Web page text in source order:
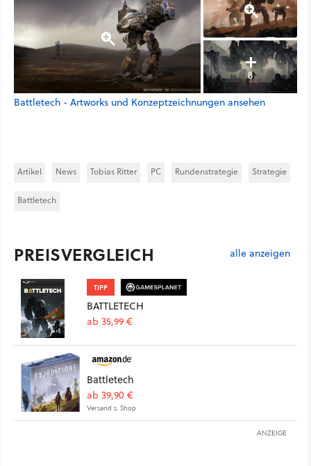
8
Battletech - Artworks und Konzeptzeichnungen ansehen
Artikel News Tobias Ritter PC Rundenstrategie Strategie
Battletech
PREISVERGLEICH alle anzeigen
TIPP
BATTLETECH
ab 35,99 €
Battletech
ab 39,90 €
Versand s. Shop
ANZEIGE